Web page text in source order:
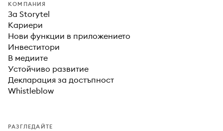
КОМПАНИЯ
За Storytel
Кариери
Нови функции в приложението
Инвеститори
В медиите
Устойчиво развитие
Декларация за достъпност
Whistleblow
РАЗГЛЕДАЙТЕ